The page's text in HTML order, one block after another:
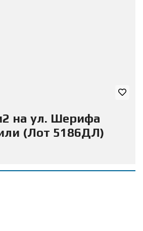
на ул. Шерифа
(Лот 5186ДЛ)